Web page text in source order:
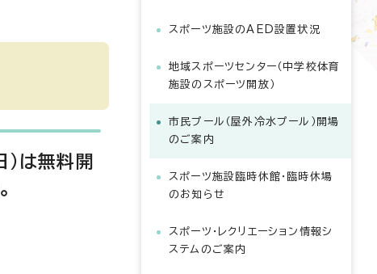
)は無料開
スポーツ施設のAED設置状況
地域スポーツセンター（中学校体育
施設のスポーツ開放）
市民プール（屋外冷水プール）開場
のご案内
スポーツ施設臨時休館・臨時休場
のお知らせ
スポーツ・レクリエーション情報シ
ステムのご案内